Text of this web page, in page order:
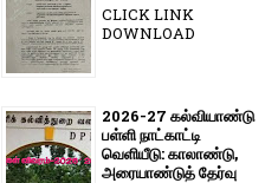
CLICK LINK
DOWNLOAD
2026-27 கல்வியாண்டு
பள்ளி நாட்காட்டி
வெளியீடு: காலாண்டு,
அரையாண்டுத் தேர்வு